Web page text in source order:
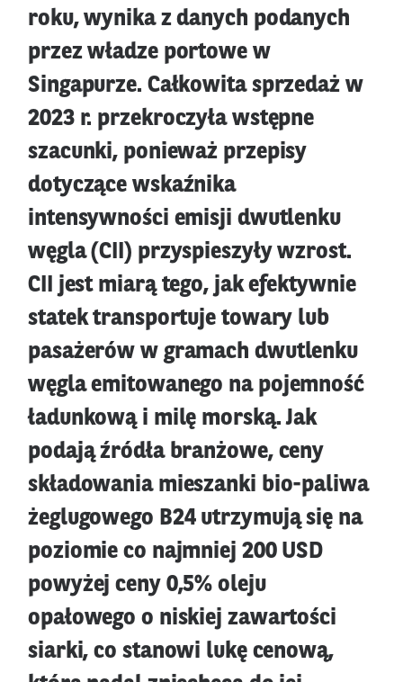
roku, wynika z danych podanych
przez władze portowe w
Singapurze. Całkowita sprzedaż w
2023 r. przekroczyła wstępne
szacunki, ponieważ przepisy
dotyczące wskaźnika
intensywności emisji dwutlenku
węgla (CII) przyspieszyły wzrost.
CII jest miarą tego, jak efektywnie
statek transportuje towary lub
pasażerów w gramach dwutlenku
węgla emitowanego na pojemność
ładunkową i milę morską. Jak
podają źródła branżowe, ceny
składowania mieszanki bio-paliwa
żeglugowego B24 utrzymują się na
poziomie co najmniej 200 USD
powyżej ceny 0,5% oleju
opałowego o niskiej zawartości
siarki, co stanowi lukę cenową,